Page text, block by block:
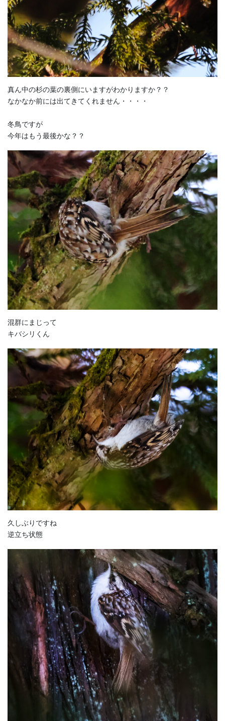
真ん中の杉の葉の裏側にいますがわかりますか？？
なかなか前には出てきてくれません・・・・
冬鳥ですが
今年はもう最後かな？？
混群にまじって
キバシリくん
久しぶりですね
逆立ち状態